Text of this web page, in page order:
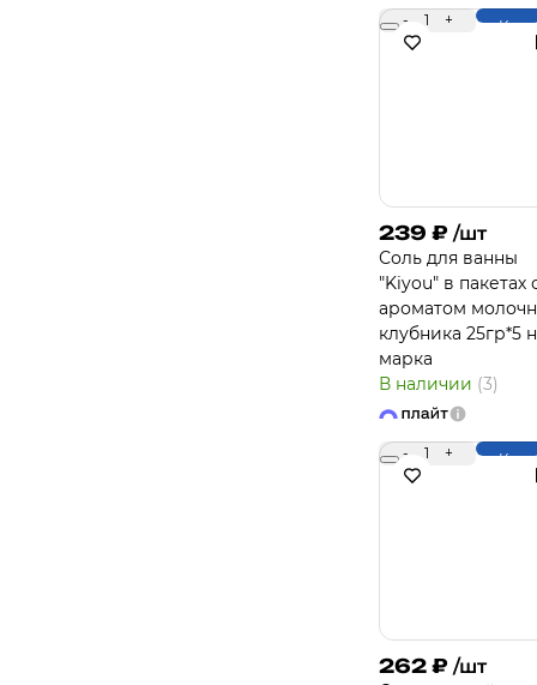
- 1 +
239 ₽ /шт
Соль для ванны
"Kiyou" в пакетах
ароматом
клубника 25гр*5
марка
В наличии (3)
- 1 +
262 ₽ /шт